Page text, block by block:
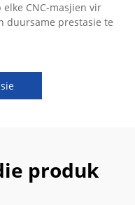
CNC-masjien vir
duursame prestasie te
produk